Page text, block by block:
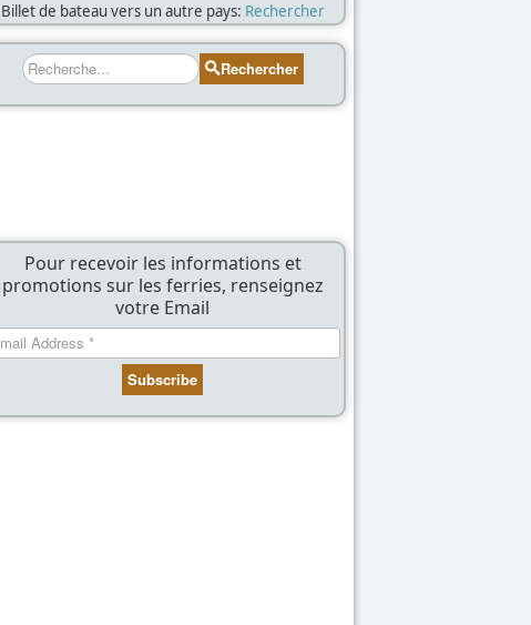
Billet de bateau vers un autre pays: Rechercher
Rechercher Rechercher
Pour recevoir les informations et
promotions sur les ferries, renseignez
votre Email